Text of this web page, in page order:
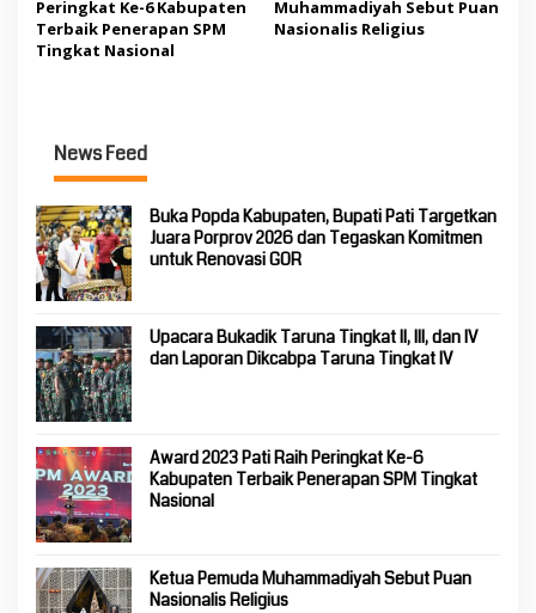
Peringkat Ke-6 Kabupaten
Terbaik Penerapan SPM
Tingkat Nasional
Muhammadiyah Sebut Puan
Nasionalis Religius
News Feed
Buka Popda Kabupaten, Bupati Pati Targetkan
Juara Porprov 2026 dan Tegaskan Komitmen
untuk Renovasi GOR
Upacara Bukadik Taruna Tingkat II, III, dan IV
dan Laporan Dikcabpa Taruna Tingkat IV
Award 2023 Pati Raih Peringkat Ke-6
Kabupaten Terbaik Penerapan SPM Tingkat
Nasional
Ketua Pemuda Muhammadiyah Sebut Puan
Nasionalis Religius